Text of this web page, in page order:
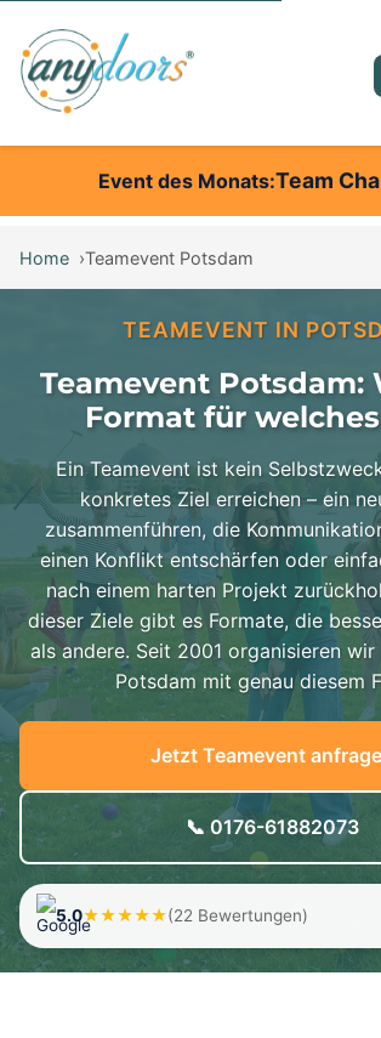
Event des Monats Team
Home Teamevent Potsdam
TEAMEVENT IN
Teamevent Potsdam:
Format für
Ein Teamevent ist kein
konkretes Ziel erreichen – ein
zusammenführen, die
einen Konflikt entschärfen oder
nach einem harten Projekt
dieser Ziele gibt es Formate, die
als andere. Seit 2001 organisieren wir
Potsdam mit genau diesem
Jetzt Teamevent
📞 0176-61882073
5.0★★★★★(22 Bewertungen)